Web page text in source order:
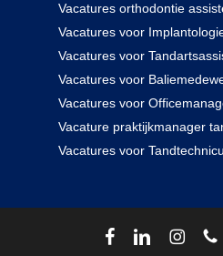
Vacatures orthodontie
Vacatures voor
Vacatures voor
Vacatures voor
Vacatures voor
Vacature praktijkmanager
Vacatures voor